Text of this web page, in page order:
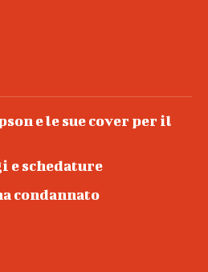
e le sue cover per il
e schedature
condannato